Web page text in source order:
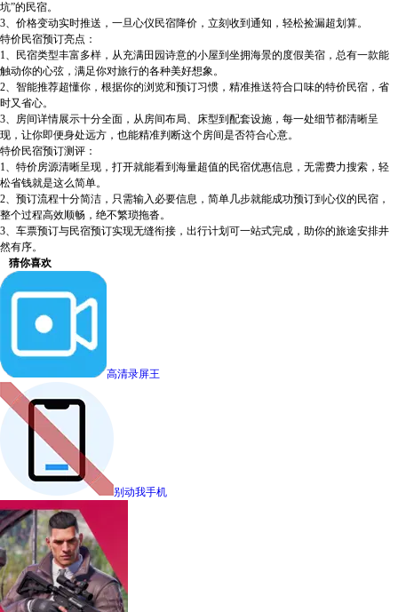
坑”的民宿。
3、价格变动实时推送，一旦心仪民宿降价，立刻收到通知，轻松捡漏超划算。
特价民宿预订亮点：
1、民宿类型丰富多样，从充满田园诗意的小屋到坐拥海景的度假美宿，总有一款能
触动你的心弦，满足你对旅行的各种美好想象。
2、智能推荐超懂你，根据你的浏览和预订习惯，精准推送符合口味的特价民宿，省
时又省心。
3、房间详情展示十分全面，从房间布局、床型到配套设施，每一处细节都清晰呈
现，让你即便身处远方，也能精准判断这个房间是否符合心意。
特价民宿预订测评：
1、特价房源清晰呈现，打开就能看到海量超值的民宿优惠信息，无需费力搜索，轻
松省钱就是这么简单。
2、预订流程十分简洁，只需输入必要信息，简单几步就能成功预订到心仪的民宿，
整个过程高效顺畅，绝不繁琐拖沓。
3、车票预订与民宿预订实现无缝衔接，出行计划可一站式完成，助你的旅途安排井
然有序。
猜你喜欢
高清录屏王
别动我手机